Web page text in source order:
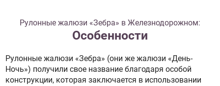
Рулонные жалюзи «Зебра» в Железнодорожном:
Особенности
Рулонные жалюзи «Зебра» (они же жалюзи «День-
Ночь») получили свое название благодаря особой
конструкции, которая заключается в использовании